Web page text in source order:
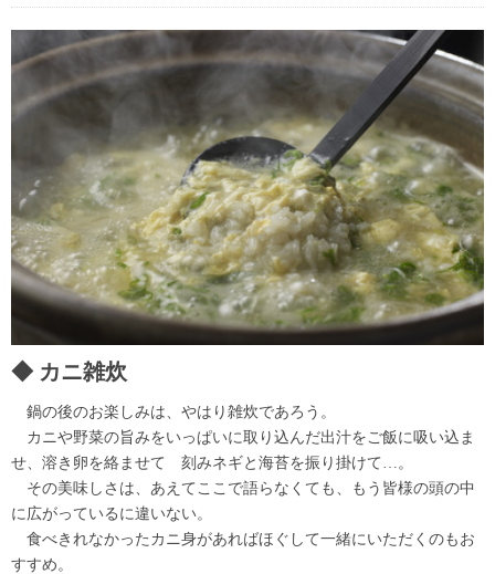
カニ雑炊
鍋の後のお楽しみは、やはり雑炊であろう。
カニや野菜の旨みをいっぱいに取り込んだ出汁をご飯に吸い込ま
せ、溶き卵を絡ませて 刻みネギと海苔を振り掛けて…。
その美味しさは、あえてここで語らなくても、もう皆様の頭の中
に広がっているに違いない。
食べきれなかったカニ身があればほぐして一緒にいただくのもお
すすめ。